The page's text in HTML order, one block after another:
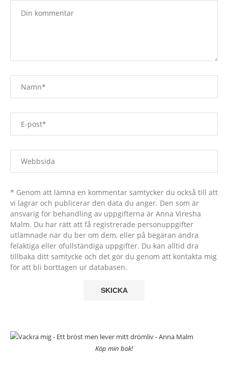
* Genom att lämna en kommentar samtycker du också till att
vi lagrar och publicerar den data du anger. Den som är
ansvarig för behandling av uppgifterna är Anna Viresha
Malm. Du har rätt att få registrerade personuppgifter
utlämnade när du ber om dem, eller på begäran ändra
felaktiga eller ofullständiga uppgifter. Du kan alltid dra
tillbaka ditt samtycke och det gör du genom att kontakta mig
för att bli borttagen ur databasen.
Köp min bok!